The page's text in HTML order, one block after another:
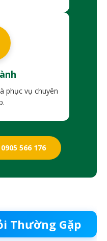
phục vụ chuyên
566 176
Thường Gặp